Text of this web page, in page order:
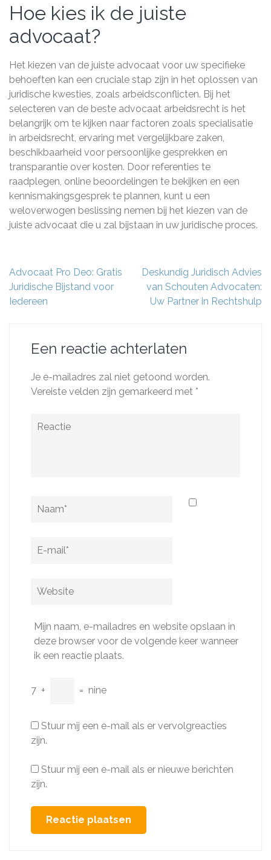
Hoe kies ik de juiste
advocaat?
Het kiezen van de juiste advocaat voor uw specifieke
behoeften kan een cruciale stap zijn in het oplossen van
juridische kwesties, zoals arbeidsconflicten. Bij het
selecteren van de beste advocaat arbeidsrecht is het
belangrijk om te kijken naar factoren zoals specialisatie
in arbeidsrecht, ervaring met vergelijkbare zaken,
beschikbaarheid voor persoonlijke gesprekken en
transparantie over kosten. Door referenties te
raadplegen, online beoordelingen te bekijken en een
kennismakingsgesprek te plannen, kunt u een
weloverwogen beslissing nemen bij het kiezen van de
juiste advocaat die u zal bijstaan in uw juridische proces.
Berichtnavigatie
Advocaat Pro Deo: Gratis
Juridische Bijstand voor
Iedereen
Deskundig Juridisch Advies
van Schouten Advocaten:
Uw Partner in Rechtshulp
Een reactie achterlaten
Je e-mailadres zal niet getoond worden.
Vereiste velden zijn gemarkeerd met *
Reactie
Naam
E-
Website
Mijn naam, e-mailadres en website opslaan in
deze browser voor de volgende keer wanneer
ik een reactie plaats.
7 + = nine
Stuur mij een e-mail als er vervolgreacties
zijn.
Stuur mij een e-mail als er nieuwe berichten
zijn.